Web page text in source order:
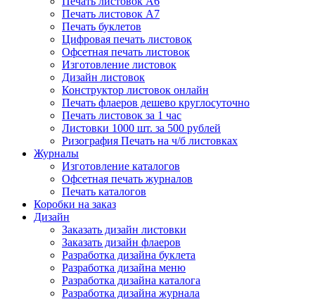
Печать листовок А7
Печать буклетов
Цифровая печать листовок
Офсетная печать листовок
Изготовление листовок
Дизайн листовок
Конструктор листовок онлайн
Печать флаеров дешево круглосуточно
Печать листовок за 1 час
Листовки 1000 шт. за 500 рублей
Ризография Печать на ч/б листовках
Журналы
Изготовление каталогов
Офсетная печать журналов
Печать каталогов
Коробки на заказ
Дизайн
Заказать дизайн листовки
Заказать дизайн флаеров
Разработка дизайна буклета
Разработка дизайна меню
Разработка дизайна каталога
Разработка дизайна журнала